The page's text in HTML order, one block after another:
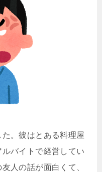
。彼はとある料理屋
バイトで経営してい
人の話が面白くて、